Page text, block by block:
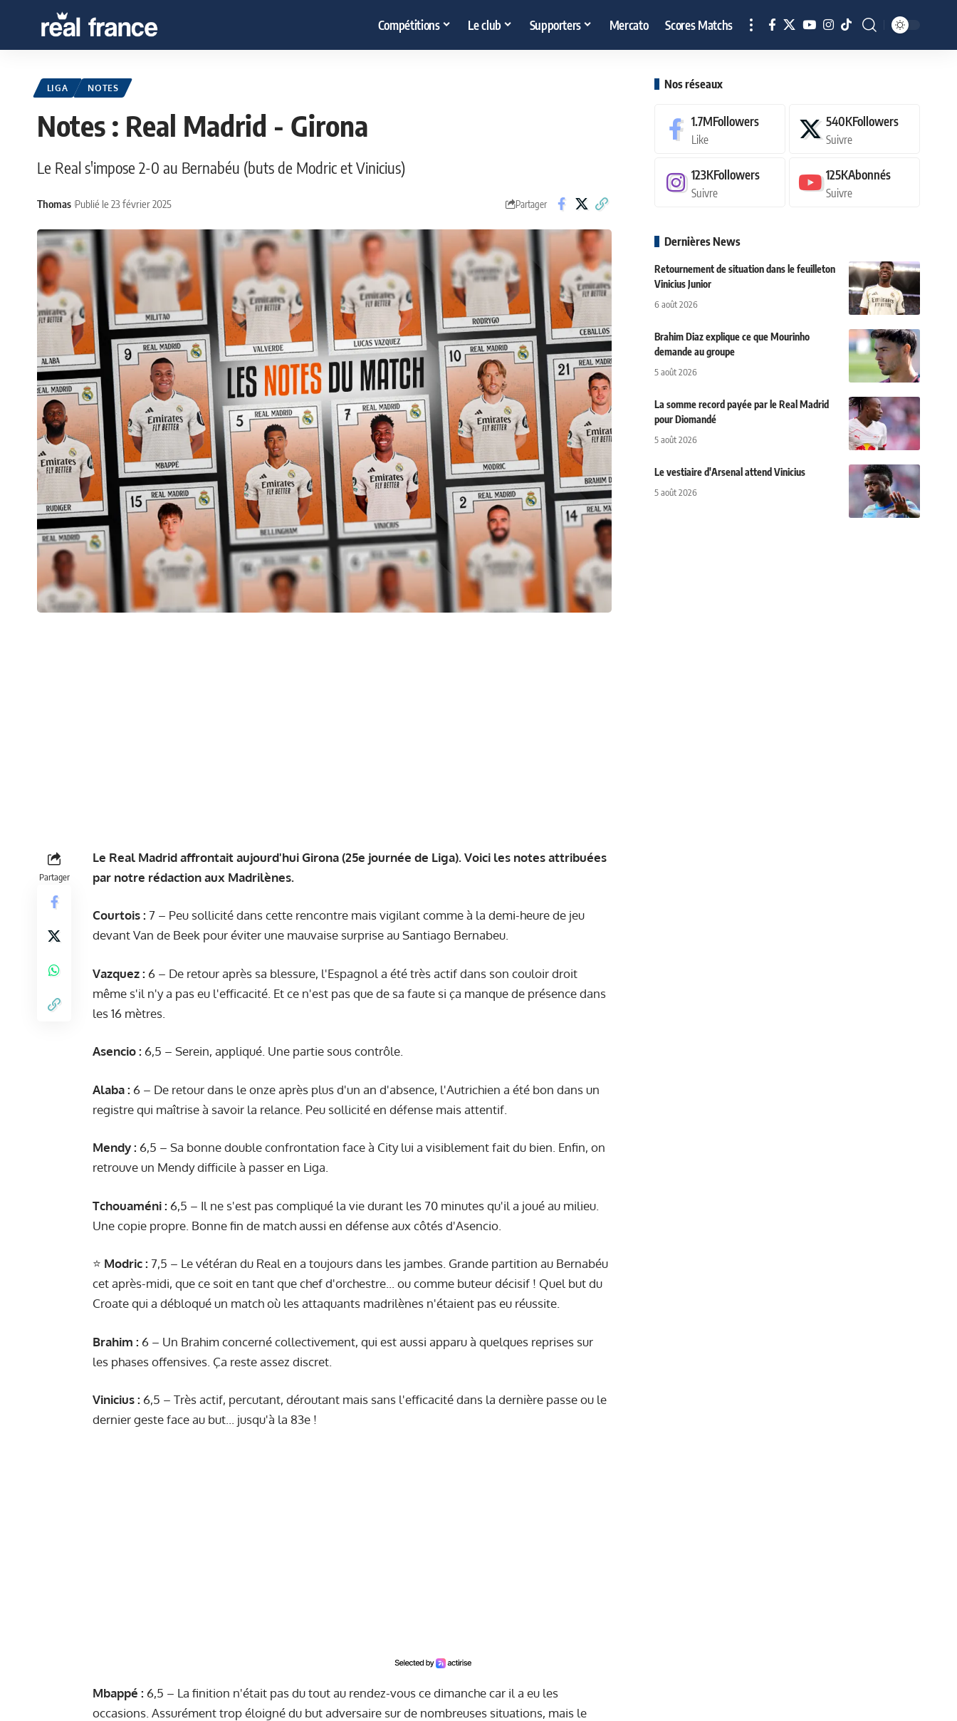
Compétitions Le club Supporters Mercato Scores Matchs
LIGA NOTES
Notes : Real Madrid - Girona
Le Real s'impose 2-0 au Bernabéu (buts de Modric et Vinicius)
Thomas Publié le 23 février 2025 Partager
Partager
Le Real Madrid affrontait aujourd'hui Girona (25e journée de Liga). Voici les notes attribuées
par notre rédaction aux Madrilènes.
Courtois : 7 – Peu sollicité dans cette rencontre mais vigilant comme à la demi-heure de jeu
devant Van de Beek pour éviter une mauvaise surprise au Santiago Bernabeu.
Vazquez : 6 – De retour après sa blessure, l'Espagnol a été très actif dans son couloir droit
même s'il n'y a pas eu l'efficacité. Et ce n'est pas que de sa faute si ça manque de présence dans
les 16 mètres.
Asencio : 6,5 – Serein, appliqué. Une partie sous contrôle.
Alaba : 6 – De retour dans le onze après plus d'un an d'absence, l'Autrichien a été bon dans un
registre qui maîtrise à savoir la relance. Peu sollicité en défense mais attentif.
Mendy : 6,5 – Sa bonne double confrontation face à City lui a visiblement fait du bien. Enfin, on
retrouve un Mendy difficile à passer en Liga.
Tchouaméni : 6,5 – Il ne s'est pas compliqué la vie durant les 70 minutes qu'il a joué au milieu.
Une copie propre. Bonne fin de match aussi en défense aux côtés d'Asencio.
⭐️ Modric : 7,5 – Le vétéran du Real en a toujours dans les jambes. Grande partition au Bernabéu
cet après-midi, que ce soit en tant que chef d'orchestre... ou comme buteur décisif ! Quel but du
Croate qui a débloqué un match où les attaquants madrilènes n'étaient pas eu réussite.
Brahim : 6 – Un Brahim concerné collectivement, qui est aussi apparu à quelques reprises sur
les phases offensives. Ça reste assez discret.
Vinicius : 6,5 – Très actif, percutant, déroutant mais sans l'efficacité dans la dernière passe ou le
dernier geste face au but... jusqu'à la 83e !
Mbappé : 6,5 – La finition n'était pas du tout au rendez-vous ce dimanche car il a eu les
occasions. Assurément trop éloigné du but adversaire sur de nombreuses situations, mais le
Nos réseaux
1.7MFollowers
Like
540KFollowers
Suivre
123KFollowers
Suivre
125KAbonnés
Suivre
Dernières News
Retournement de situation dans le feuilleton
Vinicius Junior
6 août 2026
Brahim Diaz explique ce que Mourinho
demande au groupe
5 août 2026
La somme record payée par le Real Madrid
pour Diomandé
5 août 2026
Le vestiaire d'Arsenal attend Vinicius
5 août 2026